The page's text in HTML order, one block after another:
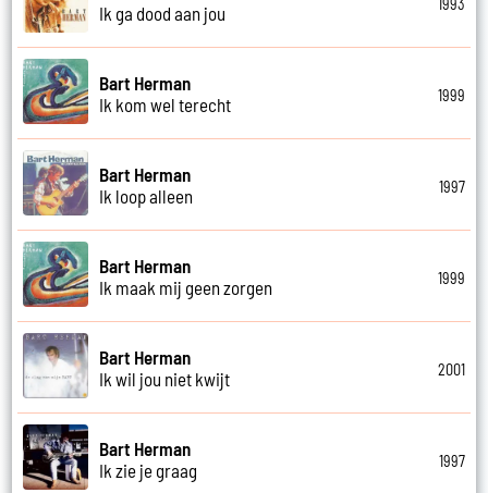
Ik ga dood aan jou
Bart Herman
Ik kom wel terecht
1999
Bart Herman
Ik loop alleen
1997
Bart Herman
Ik maak mij geen zorgen
1999
Bart Herman
Ik wil jou niet kwijt
2001
Bart Herman
Ik zie je graag
1997